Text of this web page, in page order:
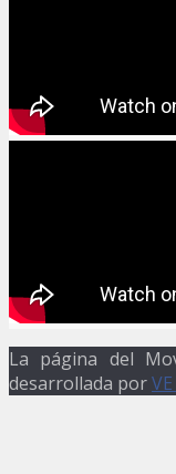
La página del
desarrollada por